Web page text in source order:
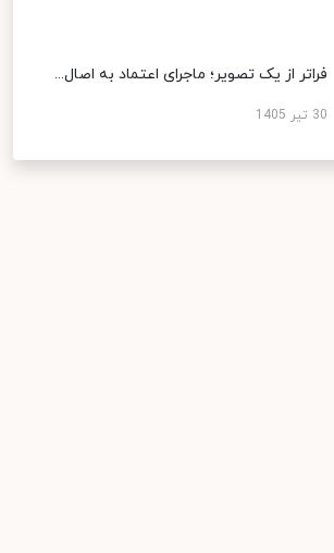
فراتر از یک تصویر؛ ماجرای اعتماد به اصال...
30 تیر 1405